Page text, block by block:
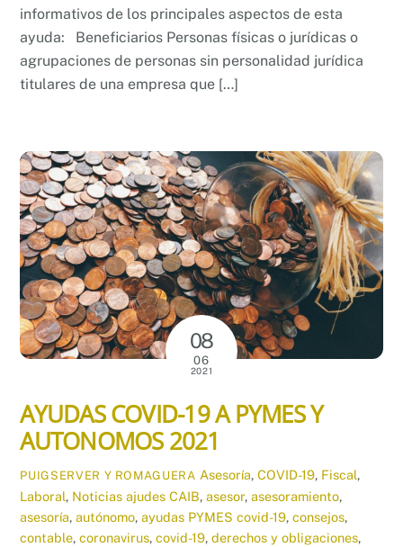
informativos de los principales aspectos de esta
ayuda: Beneficiarios Personas físicas o jurídicas o
agrupaciones de personas sin personalidad jurídica
titulares de una empresa que […]
08
06
2021
AYUDAS COVID-19 A PYMES Y
AUTONOMOS 2021
PUIGSERVER Y ROMAGUERA Asesoría, COVID-19, Fiscal,
Laboral, Noticias ajudes CAIB,asesor,asesoramiento,
asesoría,autónomo,ayudas PYMES covid-19,consejos,
contable,coronavirus,covid-19,derechos y obligaciones,